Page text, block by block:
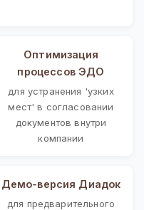
Оптимизация
процессов ЭДО
для устранения 'узких
мест' в согласовании
документов внутри
компании
Демо-версия Диадок
для предварительного